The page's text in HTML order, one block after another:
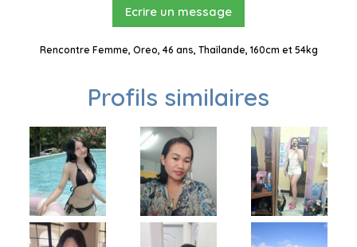
Ecrire un message
Rencontre Femme, Oreo, 46 ans, Thaïlande, 160cm et 54kg
Profils similaires